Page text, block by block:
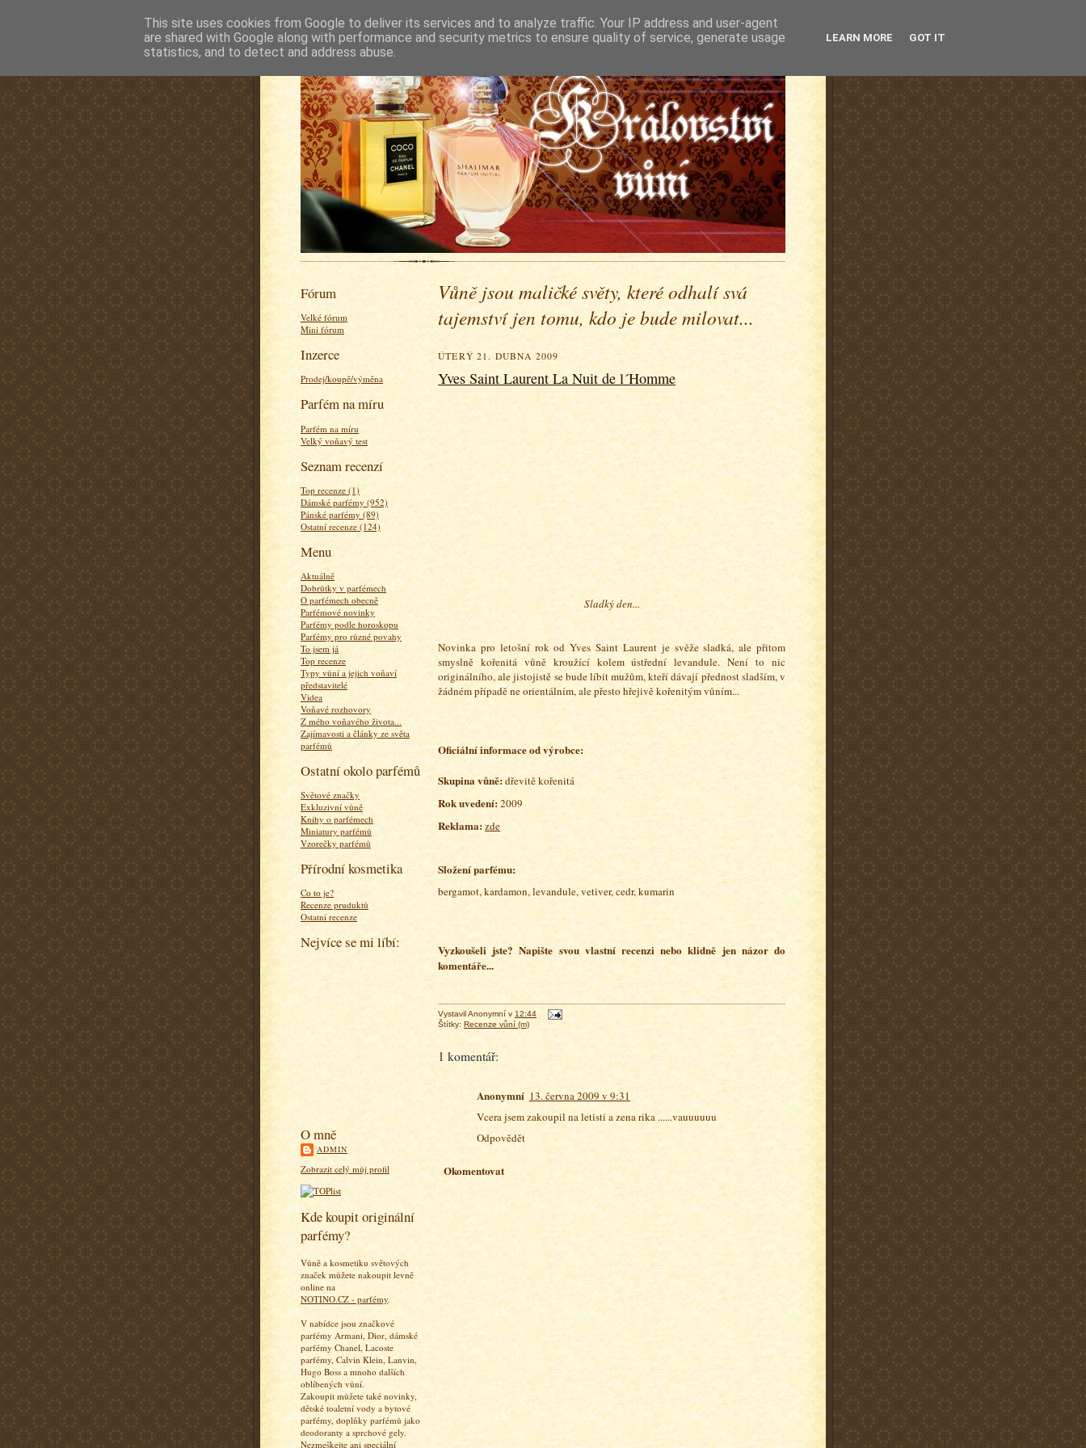
Fórum
Velké fórum
Mini fórum
Inzerce
Prodej/koupě/výměna
Parfém na míru
Parfém na míru
Velký voňavý test
Seznam recenzí
Top recenze (1)
Dámské parfémy (952)
Pánské parfémy (89)
Ostatní recenze (124)
Menu
Aktuálně
Dobrůtky v parfémech
O parfémech obecně
Parfémové novinky
Parfémy podle horoskopu
Parfémy pro různé povahy
To jsem já
Top recenze
Typy vůní a jejich voňaví
představitelé
Videa
Voňavé rozhovory
Z mého voňavého života...
Zajímavosti a články ze světa
parfémů
Ostatní okolo parfémů
Světové značky
Exkluzivní vůně
Knihy o parfémech
Miniatury parfémů
Vzorečky parfémů
Přírodní kosmetika
Co to je?
Recenze pruduktů
Ostatní recenze
Nejvíce se mi líbí:
O mně
ADMIN
Zobrazit celý můj profil
Kde koupit originální
parfémy?
Vůně a kosmetiku světových
značek můžete nakoupit levně
online na
NOTINO.CZ - parfémy.
V nabídce jsou značkové
parfémy Armani, Dior, dámské
parfémy Chanel, Lacoste
parfémy, Calvin Klein, Lanvin,
Hugo Boss a mnoho dalších
oblíbených vůní.
Zakoupit můžete také novinky,
dětské toaletní vody a bytové
parfémy, doplňky parfémů jako
deodoranty a sprchové gely.
Nezmeškejte ani speciální
Vůně jsou maličké světy, které odhalí svá
tajemství jen tomu, kdo je bude milovat...
ÚTERÝ 21. DUBNA 2009
Yves Saint Laurent La Nuit de l´Homme
Sladký den...
Novinka pro letošní rok od Yves Saint Laurent je svěže sladká, ale přitom
smyslně kořenitá vůně kroužící kolem ústřední levandule. Není to nic
originálního, ale jistojistě se bude líbit mužům, kteří dávají přednost sladším, v
žádném případě ne orientálním, ale přesto hřejivě kořenitým vůním...
Oficiální informace od výrobce:
Skupina vůně:dřevitě kořenitá
Rok uvedení:2009
Reklama:zde
Složení parfému:
bergamot, kardamon, levandule, vetiver, cedr, kumarin
Vyzkoušeli jste? Napište svou vlastní recenzi nebo klidně jen názor do
komentáře...
VystavilAnonymní v 12:44
Štítky: Recenze vůní (m)
1 komentář:
Anonymní 13. června 2009 v 9:31
Vcera jsem zakoupil na letisti a zena rika ......vauuuuuu
Odpovědět
Okomentovat
This site uses cookies from Google to deliver its services and to analyze traffic. Your IP address and user-agent
are shared with Google along with performance and security metrics to ensure quality of service, generate usage
statistics, and to detect and address abuse.
LEARN MORE GOT IT